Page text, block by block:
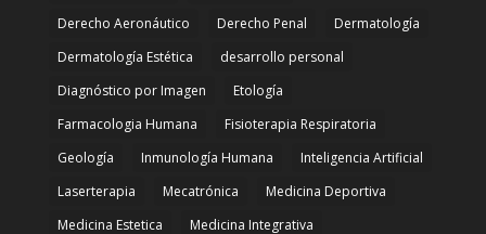
Derecho Aeronáutico
Derecho Penal
Dermatología
Dermatología Estética
desarrollo personal
Diagnóstico por Imagen
Etología
Farmacologia Humana
Fisioterapia Respiratoria
Geología
Inmunología Humana
Inteligencia Artificial
Laserterapia
Mecatrónica
Medicina Deportiva
Medicina Estetica
Medicina Integrativa